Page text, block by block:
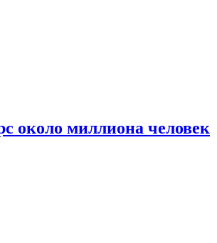
около миллиона человек